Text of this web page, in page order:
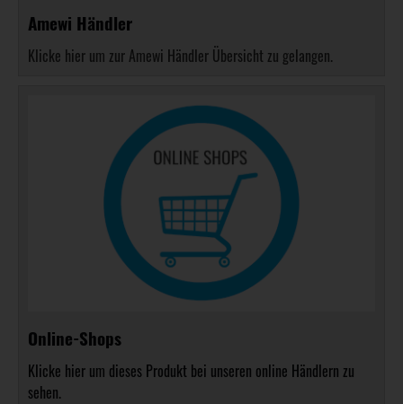
Amewi Händler
Klicke hier um zur Amewi Händler Übersicht zu gelangen.
Online-Shops
Klicke hier um dieses Produkt bei unseren online Händlern zu
sehen.